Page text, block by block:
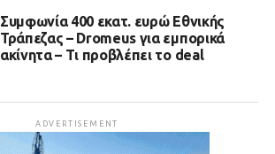
Συμφωνία 400 εκατ. ευρώ Εθνικής
Τράπεζας – Dromeus για εμπορικά
ακίνητα – Τι προβλέπει το deal
ADVERTISEMENT